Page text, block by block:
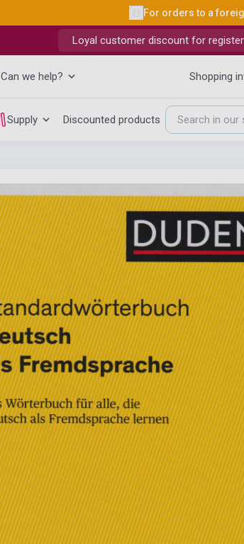
For orders to a
Loyal customer discount for
Can we help? Shopping
Supply Discounted products